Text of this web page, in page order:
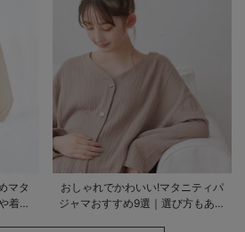
マタ
着る
おしゃれでかわいい!マタニティパ
ジャマおすすめ9選｜選び方もあわ